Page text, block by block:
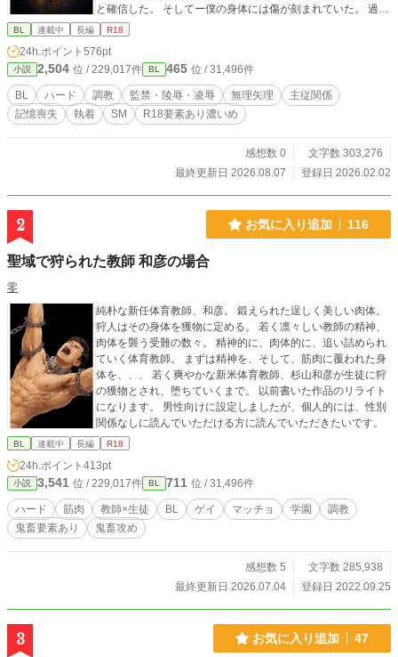
と確信した。 そしてー僕の身体には傷が刻まれていた。 過去
の記憶はなく、思い出せるのは目の前の「みかど」への狂お
刷り込まれるヒナのように、僕の世界は彼だけに染め上げら
れていく。 「全部、私の色に染めよう」 そう囁きながら、み
かどは極上の蜜を味わうように、僕を自分だけのものにして
いくーーー。 なぜ…蜜は記憶を失っているのか。 なぜ…初対
面のはずのみかどをこれほどまでに求めてしまうのか。 な
か。 なぜ…蜜は、その腕から逃げ出すことができないのか。
そしてーーー蜜が感じている「愛」は、本物なのか。 登場人
にスーツがよく似合う長身の男。 静かで紳士的だが、蜜への
トな体格の男。 みかどの絶対的な存在だが、みかどと蜜の関
にいる【攻め】 楓：みかどの腹違いの弟。 一瞬みかどに見え
るくらいよく似た容姿を持ち、兄を唯一絶対の存在として慕
っている【リバ】 アンディ：30代後半。 高身長で筋肉質、し
っかりした体格の男。みかどの執事として、蜜の身の回りの
世話も引き受けている【・・・】 ※R18描写あり プレイ内
容：監禁、SM、調教、器具責め、監視、淫具使用、言葉責
め、浣腸など、ハードな性描写・暴力的な描写を含みます。
苦手な方はご遠慮ください。 ※表紙画像はAIで作成したもの
を使用しています。
BL 連載中 長編 R18
24h.ポイント 576pt
小説 2,504 位 / 229,017件 BL 465 位 / 31,496件
BL ハード 調教 監禁・陵辱・凌辱 無理矢理
主従関係
記憶喪失
執着 SM R18要素あり濃いめ
感想数 0
文字数 303,276
最終更新日 2026.08.07
登録日 2026.02.02
2 お気に入り追加 116
聖域で狩られた教師 和彦の場合
零
純朴な新任体育教師、和彦。 鍛えられた逞しく美しい肉体。
狩人はその身体を獲物に定める。 若く凛々しい教師の精神、
肉体を襲う受難の数々。 精神的に、肉体的に、追い詰められ
ていく体育教師。 まずは精神を、そして、筋肉に覆われた身
体を、、、 若く爽やかな新米体育教師、杉山和彦が生徒に狩
の獲物とされ、堕ちていくまで。 以前書いた作品のリライト
になります。 男性向けに設定しましたが、個人的には、性別
関係なしに読んでいただける方に読んでいただきたいです。
BL 連載中 長編 R18
24h.ポイント 413pt
小説 3,541 位 / 229,017件 BL 711 位 / 31,496件
ハード 筋肉 教師×生徒 BL ゲイ マッチョ 学園
調教
鬼畜要素あり
鬼畜攻め
感想数 5
文字数 285,938
最終更新日 2026.07.04
登録日 2022.09.25
3 お気に入り追加 47